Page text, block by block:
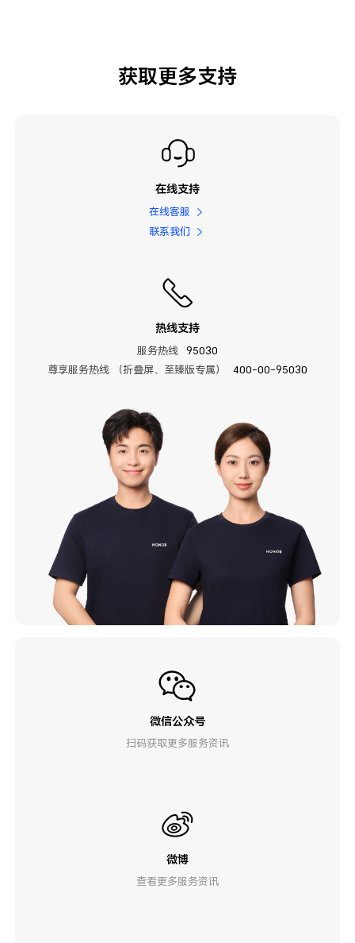
获取更多支持
在线支持
在线客服
联系我们
热线支持
服务热线
95030
尊享服务热线 （折叠屏、至臻版专属）
400-00-95030
微信公众号
扫码获取更多服务资讯
微博
查看更多服务资讯